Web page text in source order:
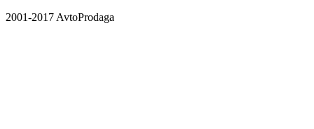
2001-2017 AvtoProdaga